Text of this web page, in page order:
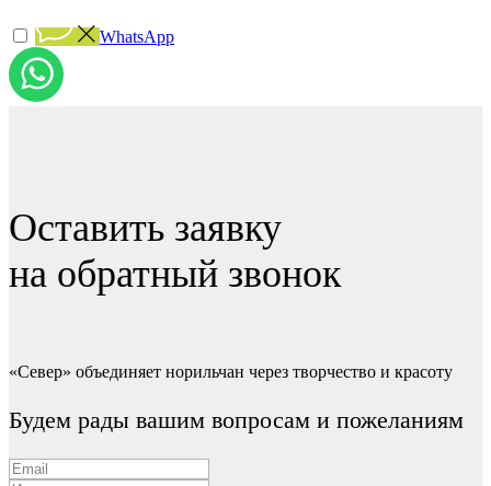
WhatsApp
Оставить заявку
на обратный звонок
«Север» объединяет норильчан через творчество и красоту
Будем рады вашим вопросам и пожеланиям